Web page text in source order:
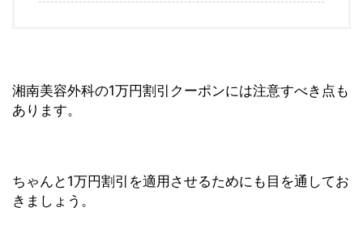
湘南美容外科の1万円割引クーポンには注意すべき点も
あります。
ちゃんと1万円割引を適用させるためにも目を通してお
きましょう。